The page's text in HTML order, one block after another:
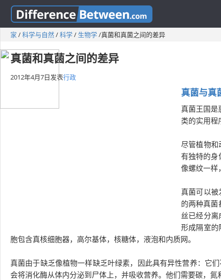
家 /科学与自然/科学/ 生物学/真菌和真菌之间的差异
真菌和真菌之间的差异
2012年4月7日发表行政
真菌与真
真菌王国是
类的实用程
尽管植物和
有独特的身
像螺纹一样
真菌可以被
的两种真
丝已经分
形成隔室的
胞包含真核细胞器，高尔基体，核糖体，液泡和内质网。
真菌由于缺乏像植物一样缺乏叶绿素，因此具有异性营养：它
会将消化酶从体内分泌到尸体上，并吸收营养。他们需要碳，